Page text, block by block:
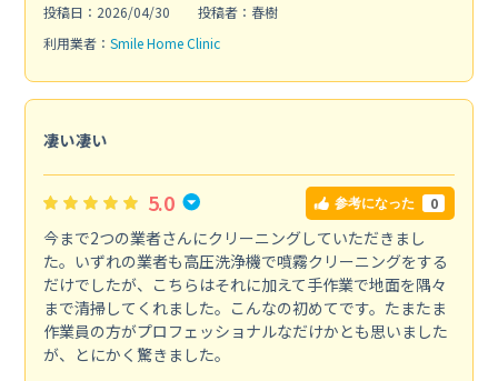
投稿日：2026/04/30
投稿者：春樹
利用業者： Smile Home Clinic
凄い凄い
5.0 参考になった 0
今まで2つの業者さんにクリーニングしていただきまし
た。いずれの業者も高圧洗浄機で噴霧クリーニングをする
だけでしたが、こちらはそれに加えて手作業で地面を隅々
まで清掃してくれました。こんなの初めてです。たまたま
作業員の方がプロフェッショナルなだけかとも思いました
が、とにかく驚きました。